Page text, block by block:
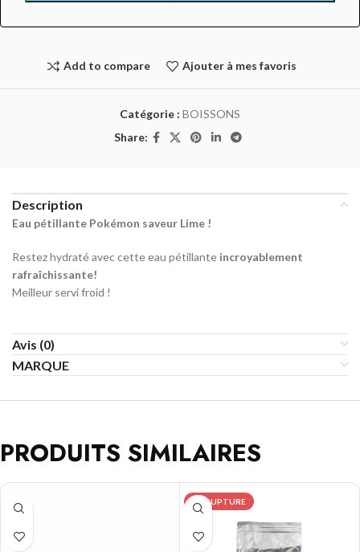
Add to compare Ajouter à mes favoris
Catégorie : BOISSONS
Share:
Description
Eau pétillante Pokémon saveur Lime !
Restez hydraté avec cette eau pétillante incroyablement
rafraîchissante!
Meilleur servi froid !
Avis (0)
MARQUE
PRODUITS SIMILAIRES
EN RUPTURE